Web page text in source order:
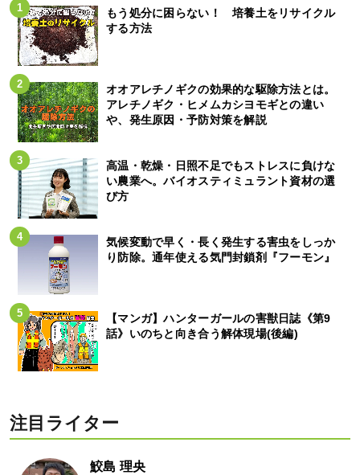
もう処分に困らない！ 培養土をリサイクル
する方法
オオアレチノギクの効果的な駆除方法とは。
アレチノギク・ヒメムカシヨモギとの違い
や、発生原因・予防対策を解説
高温・乾燥・日照不足でもストレスに負けな
い農業へ。バイオスティミュラント資材の選
び方
気候変動で早く・長く発生する害虫をしっか
り防除。通年使える気門封鎖剤『フーモン』
【マンガ】ハンターガールの害獣日誌《第9
話》いのちと向き合う解体現場(後編)
注目ライター
鮫島 理央